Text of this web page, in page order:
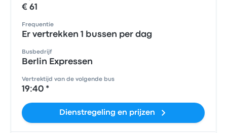
€ 61
Frequentie
Er vertrekken 1 bussen per dag
Busbedrijf
Berlin Expressen
Vertrektijd van de volgende bus
19:40 *
Dienstregeling en prijzen